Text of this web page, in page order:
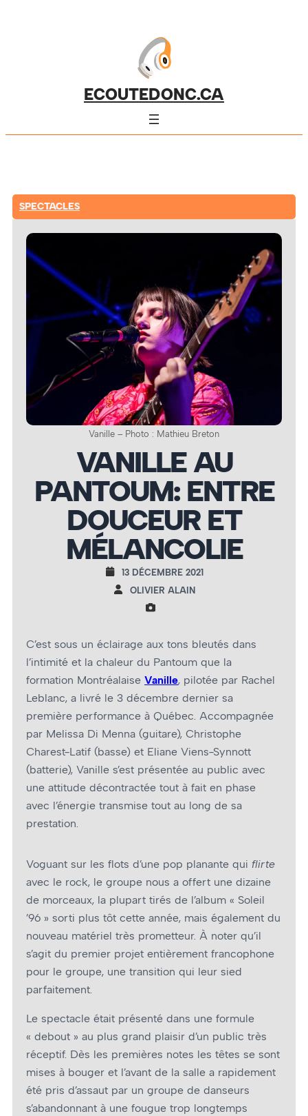
ECOUTEDONC.CA
SPECTACLES
Vanille – Photo : Mathieu Breton
VANILLE AU
PANTOUM: ENTRE
DOUCEUR ET
MÉLANCOLIE
13 DÉCEMBRE 2021
OLIVIER ALAIN
C’est sous un éclairage aux tons bleutés dans
l’intimité et la chaleur du Pantoum que la
formation Montréalaise Vanille, pilotée par Rachel
Leblanc, a livré le 3 décembre dernier sa
première performance à Québec. Accompagnée
par Melissa Di Menna (guitare), Christophe
Charest-Latif (basse) et Eliane Viens-Synnott
(batterie), Vanille s’est présentée au public avec
une attitude décontractée tout à fait en phase
avec l’énergie transmise tout au long de sa
prestation.
Voguant sur les flots d’une pop planante qui flirte
avec le rock, le groupe nous a offert une dizaine
de morceaux, la plupart tirés de l’album « Soleil
’96 » sorti plus tôt cette année, mais également du
nouveau matériel très prometteur. À noter qu’il
s’agit du premier projet entièrement francophone
pour le groupe, une transition qui leur sied
parfaitement.
Le spectacle était présenté dans une formule
« debout » au plus grand plaisir d’un public très
réceptif. Dès les premières notes les têtes se sont
mises à bouger et l’avant de la salle a rapidement
été pris d’assaut par un groupe de danseurs
s’abandonnant à une fougue trop longtemps